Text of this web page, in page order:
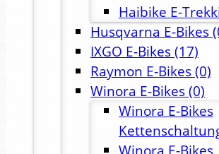
Haibike E-
Husqvarna E-Bikes
IXGO E-Bikes(17)
Raymon E-Bikes(0)
Winora E-Bikes(0)
Winora E-Bikes